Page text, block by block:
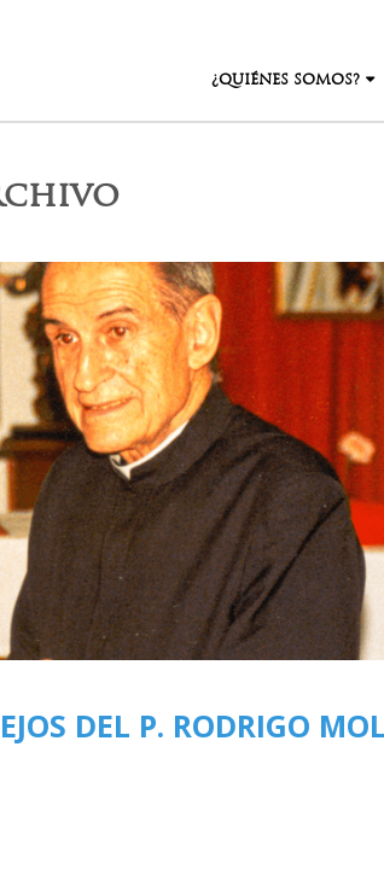
¿QUIÉNES SOMOS?
DEL P. RODRIGO